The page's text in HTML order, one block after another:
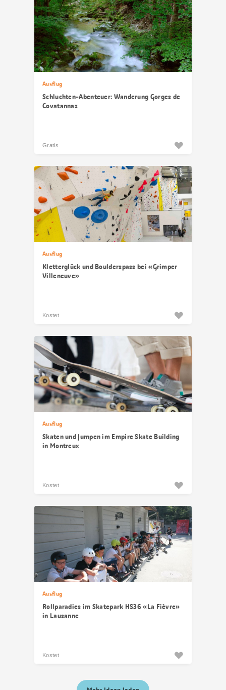
Ausflug
Schluchten-Abenteuer: Wanderung Gorges de
Covatannaz
Gratis
Ausflug
Kletterglück und Boulderspass bei «Grimper
Villeneuve»
Kostet
Ausflug
Skaten und Jumpen im Empire Skate Building
in Montreux
Kostet
Ausflug
Rollparadies im Skatepark HS36 «La Fièvre»
in Lausanne
Kostet